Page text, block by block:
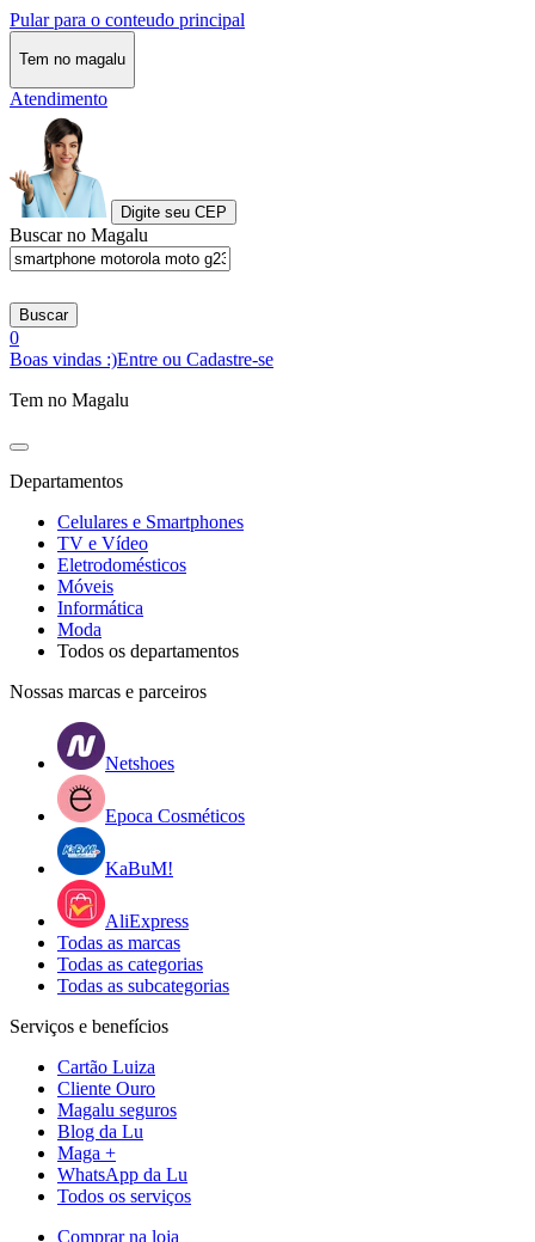
Pular para o conteudo principal
Tem no magalu
Atendimento
Digite seu CEP
Buscar no Magalu
Buscar
0
Boas vindas :)Entre ou Cadastre-se
Tem no Magalu
Departamentos
Celulares e Smartphones
TV e Vídeo
Eletrodomésticos
Móveis
Informática
Moda
Todos os departamentos
Nossas marcas e parceiros
Netshoes
Epoca Cosméticos
KaBuM!
AliExpress
Todas as marcas
Todas as categorias
Todas as subcategorias
Serviços e benefícios
Cartão Luiza
Cliente Ouro
Magalu seguros
Blog da Lu
Maga +
WhatsApp da Lu
Todos os serviços
Comprar na loja